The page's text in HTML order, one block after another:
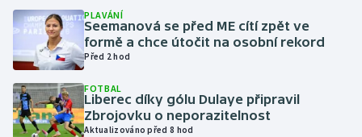
Gymnastika
Házená
Jezdectví
PLAVÁNÍ
Seemanová se před ME cítí zpět ve
formě a chce útočit na osobní rekord
Před 2 hod
FOTBAL
Liberec díky gólu Dulaye připravil
Zbrojovku o neporazitelnost
Aktualizováno před 8 hod